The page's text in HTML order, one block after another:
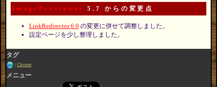
ImagePreviewer 5.7 からの変更点
LinkRedirector 6.0 の変更に併せて調整しました。
設定ページを少し整理しました。
タグ
Chrome
メニュー